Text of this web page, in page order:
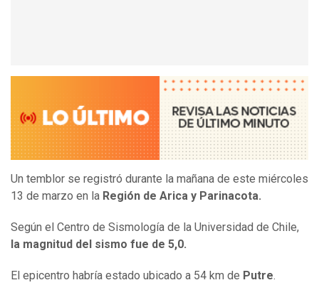
Un temblor se registró durante la mañana de este miércoles
13 de marzo en la Región de Arica y Parinacota.
Según el Centro de Sismología de la Universidad de Chile,
la magnitud del sismo fue de 5,0.
El epicentro habría estado ubicado a 54 km de Putre.